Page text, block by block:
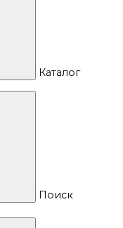
Каталог
Поиск